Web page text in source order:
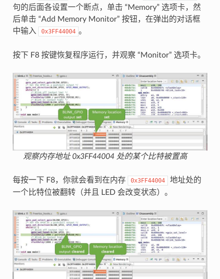
句的后面各设置一个断点，单击 “Memory” 选项卡，然
后单击 “Add Memory Monitor” 按钮，在弹出的对话框
中输入
0x3FF44004 。
按下 F8 按键恢复程序运行，并观察 “Monitor” 选项卡。
观察内存地址 0x3FF44004 处的某个比特被置高
每按一下 F8，你就会看到在内存 0x3FF44004
地址处的
一个比特位被翻转（并且 LED 会改变状态）。